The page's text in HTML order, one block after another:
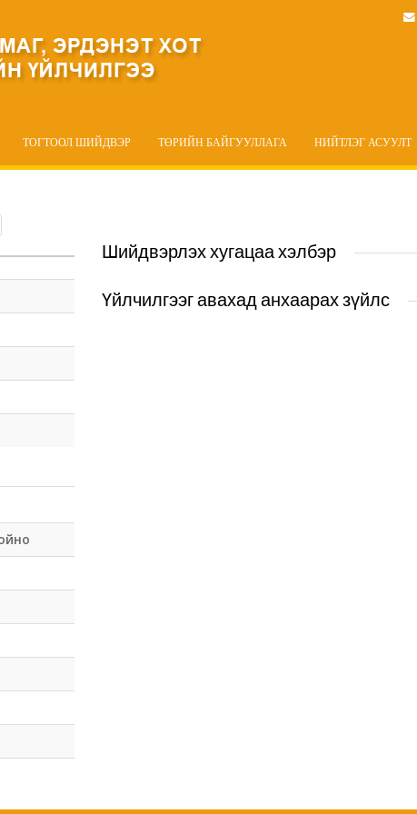
ТОГТООЛ ШИЙДВЭР ТӨРИЙН БАЙГУУЛЛАГА НИЙТЛЭГ АСУУЛТ
Шийдвэрлэх хугацаа хэлбэр
Үйлчилгээг авахад анхаарах зүйлс